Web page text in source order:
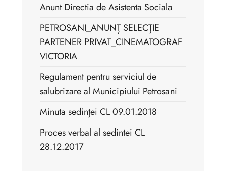
Anunt Directia de Asistenta Sociala
PETROSANI_ANUNȚ SELECȚIE
PARTENER PRIVAT_CINEMATOGRAF
VICTORIA
Regulament pentru serviciul de
salubrizare al Municipiului Petrosani
Minuta sedinței CL 09.01.2018
Proces verbal al sedintei CL
28.12.2017